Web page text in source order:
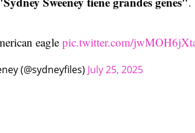
eagle pic.twitter.com/
(@sydneyfiles) July 25, 2025